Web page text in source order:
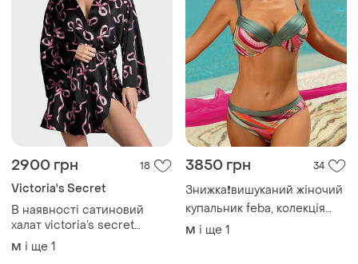
2900 грн 18
Victoria's Secret
В наявності сатиновий
халат victoria’s secret
оригінал
M і ще 1
3850 грн 34
Знижка❗️вишуканий жіночий
купальник feba, колекція
2024🔥💝
M і ще 1